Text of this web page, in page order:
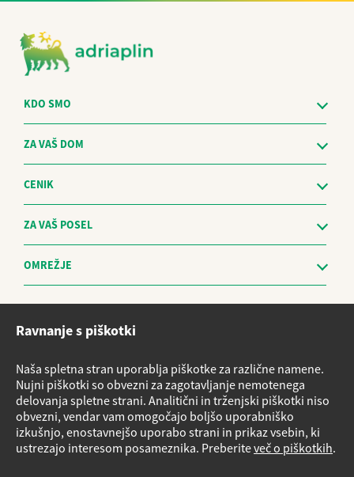
KDO SMO
ZA VAŠ DOM
CENIK
ZA VAŠ POSEL
OMREŽJE
Sistem za prijavo nepravilnosti in obravnavo prijaviteljev - The
Vloge za storitve
Načrt nujnih ukrepov v primeru izrednih razmer
Izvensodno reševanje potrošniških sporov
Varnostni listi
Ravnanje s piškotki
Naša spletna stran uporablja piškotke za različne namene.
Nujni piškotki so obvezni za zagotavljanje nemotenega
delovanja spletne strani. Analitični in trženjski piškotki niso
obvezni, vendar vam omogočajo boljšo uporabniško
izkušnjo, enostavnejšo uporabo strani in prikaz vsebin, ki
ustrezajo interesom posameznika. Preberiteveč o piškotkih.